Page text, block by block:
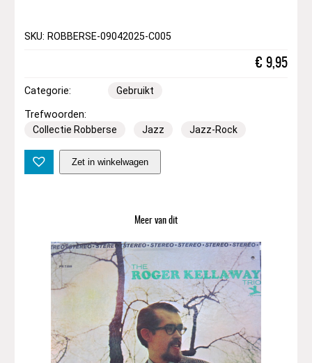
SKU: ROBBERSE-09042025-C005
€ 9,95
Categorie: Gebruikt
Trefwoorden:
Collectie Robberse
Jazz Jazz-Rock
l
M
o
a
–
E
l
g
Zet in winkelwagen
Meer van dit